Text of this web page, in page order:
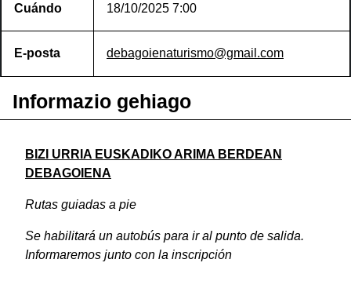
Cuándo 18/10/2025 7:00
E-posta debagoienaturismo@gmail.com
Informazio gehiago
BIZI URRIA EUSKADIKO ARIMA BERDEAN
DEBAGOIENA
Rutas guiadas a pie
Se habilitará un autobús para ir al punto de salida.
Informaremos junto con la inscripción